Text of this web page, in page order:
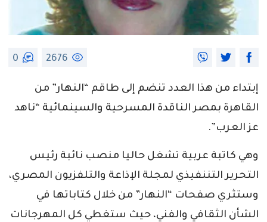
2676
0
إبتداء من هذا العدد تنضم إلى طاقم “النهار” من
القاهرة بمصر الناقدة المسرحية والسينمائية “ناهد
عز العرب”.
وهي كاتبة عربية تشغل حاليا منصب نائبة رئيس
التحرير التننفيذي لمجلة الإذاعة والتلفزيون المصري،
وستثري صفحات “النهار” من خلال كتاباتها في
الشأن الثقافي والفني، حيث ستغطي كل المهرجانات